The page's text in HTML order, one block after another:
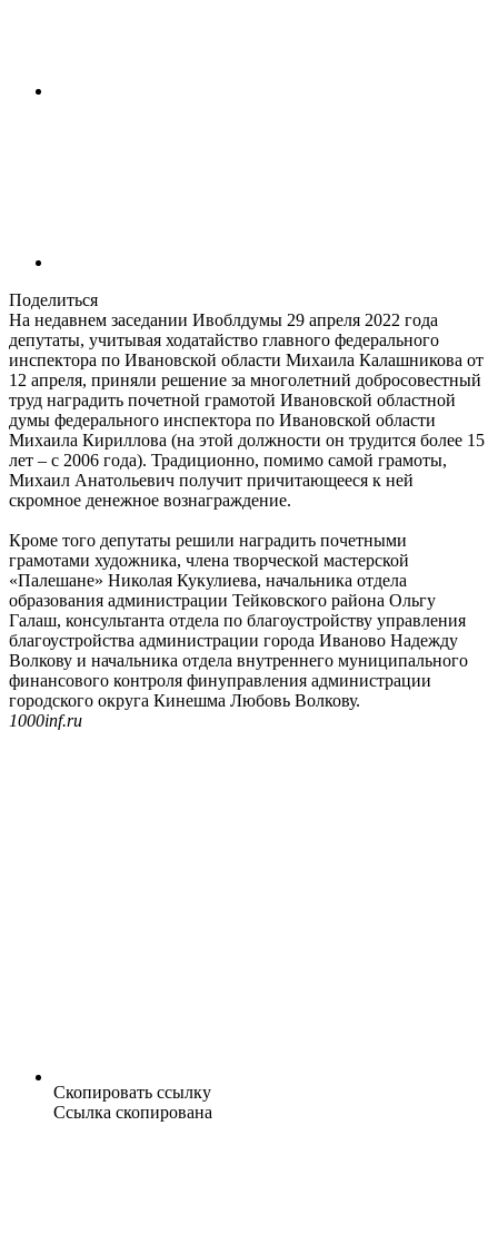
Поделиться
На недавнем заседании Ивоблдумы 29 апреля 2022 года
депутаты, учитывая ходатайство главного федерального
инспектора по Ивановской области Михаила Калашникова от
12 апреля, приняли решение за многолетний добросовестный
труд наградить почетной грамотой Ивановской областной
думы федерального инспектора по Ивановской области
Михаила Кириллова (на этой должности он трудится более 15
лет – с 2006 года). Традиционно, помимо самой грамоты,
Михаил Анатольевич получит причитающееся к ней
скромное денежное вознаграждение.
Кроме того депутаты решили наградить почетными
грамотами художника, члена творческой мастерской
«Палешане» Николая Кукулиева, начальника отдела
образования администрации Тейковского района Ольгу
Галаш, консультанта отдела по благоустройству управления
благоустройства администрации города Иваново Надежду
Волкову и начальника отдела внутреннего муниципального
финансового контроля финуправления администрации
городского округа Кинешма Любовь Волкову.
1000inf.ru
Скопировать ссылку
Ссылка скопирована